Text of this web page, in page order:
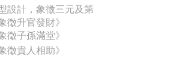
設計，象徵三元及第
徵升官發財》
徵子孫滿堂》
徵貴人相助》